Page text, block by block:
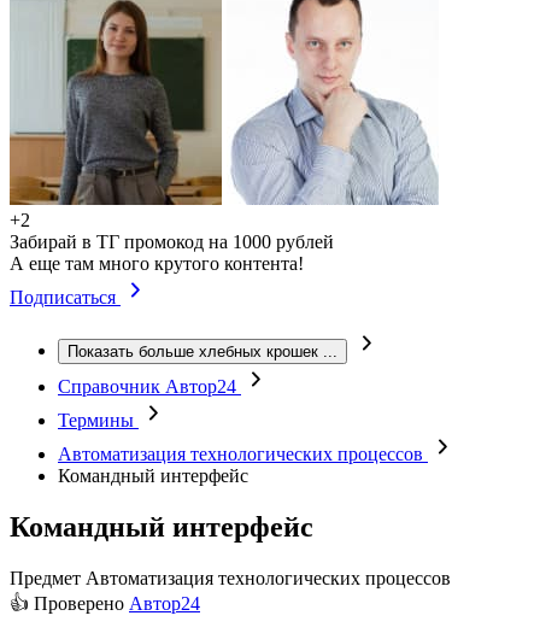
+2
Забирай в ТГ промокод на 1000 рублей
А еще там много крутого контента!
Подписаться
Показать больше хлебных крошек ...
Справочник Автор24
Термины
Автоматизация технологических процессов
Командный интерфейс
Командный интерфейс
Предмет Автоматизация технологических процессов
👍 Проверено Автор24